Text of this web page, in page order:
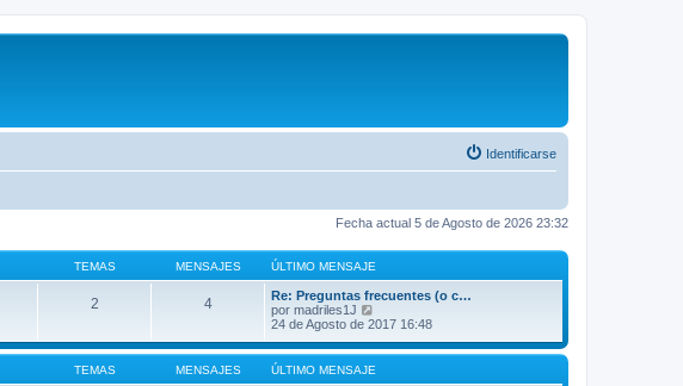
Identificarse
Fecha actual 5 de Agosto de 2026 23:32
TEMAS MENSAJES ÚLTIMO MENSAJE
2 4
Re: Preguntas frecuentes (o c…
por madriles1J
e
ú
l
24 de Agosto de 2017 16:48
TEMAS MENSAJES ÚLTIMO MENSAJE